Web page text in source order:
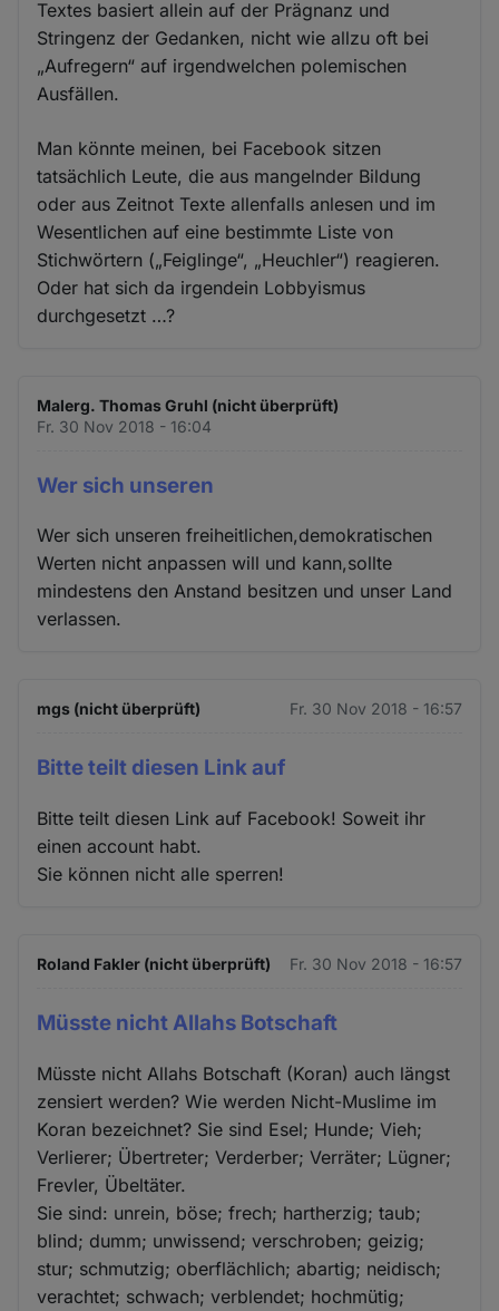
Textes basiert allein auf der Prägnanz und
Stringenz der Gedanken, nicht wie allzu oft bei
„Aufregern“ auf irgendwelchen polemischen
Ausfällen.
Man könnte meinen, bei Facebook sitzen
tatsächlich Leute, die aus mangelnder Bildung
oder aus Zeitnot Texte allenfalls anlesen und im
Wesentlichen auf eine bestimmte Liste von
Stichwörtern („Feiglinge“, „Heuchler“) reagieren.
Oder hat sich da irgendein Lobbyismus
durchgesetzt …?
Malerg. Thomas Gruhl (nicht überprüft)
Fr. 30 Nov 2018 - 16:04
Wer sich unseren
Wer sich unseren freiheitlichen,demokratischen
Werten nicht anpassen will und kann,sollte
mindestens den Anstand besitzen und unser Land
verlassen.
mgs (nicht überprüft) Fr. 30 Nov 2018 - 16:57
Bitte teilt diesen Link auf
Bitte teilt diesen Link auf Facebook! Soweit ihr
einen account habt.
Sie können nicht alle sperren!
Roland Fakler (nicht überprüft) Fr. 30 Nov 2018 - 16:57
Müsste nicht Allahs Botschaft
Müsste nicht Allahs Botschaft (Koran) auch längst
zensiert werden? Wie werden Nicht-Muslime im
Koran bezeichnet? Sie sind Esel; Hunde; Vieh;
Verlierer; Übertreter; Verderber; Verräter; Lügner;
Frevler, Übeltäter.
Sie sind: unrein, böse; frech; hartherzig; taub;
blind; dumm; unwissend; verschroben; geizig;
stur; schmutzig; oberflächlich; abartig; neidisch;
verachtet; schwach; verblendet; hochmütig;